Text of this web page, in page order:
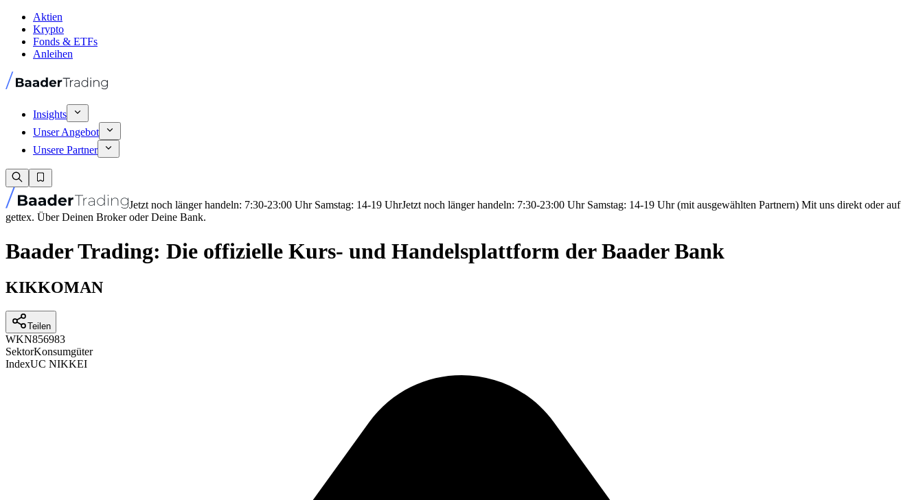
Aktien
Krypto
Fonds & ETFs
Anleihen
Insights
Unser Angebot
Unsere Partner
Jetzt noch länger handeln: 7:30-23:00 Uhr Samstag: 14-19 UhrJetzt noch länger handeln: 7:30-23:00 Uhr Samstag: 14-19 Uhr (mit ausgewählten Partnern) Mit uns direkt oder auf
gettex. Über Deinen Broker oder Deine Bank.
Baader Trading: Die offizielle Kurs- und Handelsplattform der Baader Bank
KIKKOMAN
Teilen
WKN856983
SektorKonsumgüter
IndexUC NIKKEI